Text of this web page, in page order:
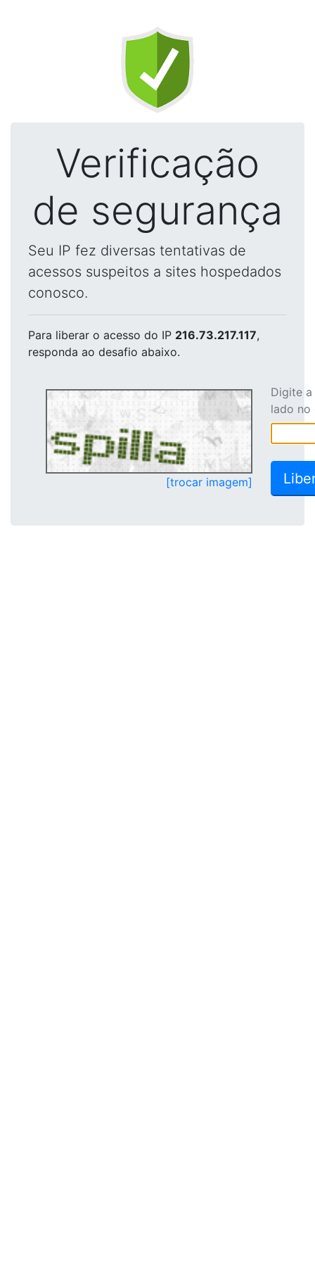
Verificação
de segurança
Seu IP fez diversas tentativas de
acessos suspeitos a sites hospedados
conosco.
Para liberar o acesso do IP 216.73.217.117,
responda ao desafio abaixo.
[trocar imagem]
Digite
lado no